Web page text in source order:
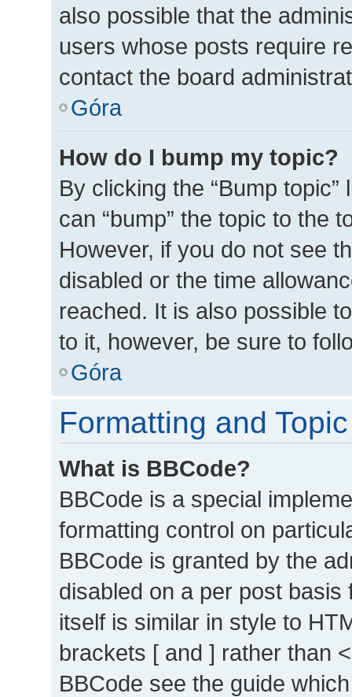
also possible that the
users whose posts require
contact the board
Góra
How do I bump my topic?
By clicking the “Bump
can “bump” the topic to the
However, if you do not see
disabled or the time
reached. It is also possible
to it, however, be sure to
Góra
Formatting and
What is BBCode?
BBCode is a special
formatting control on
BBCode is granted by the
disabled on a per post
itself is similar in style to
brackets [ and ] rather than
BBCode see the guide